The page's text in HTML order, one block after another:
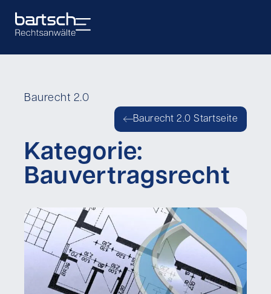
Baurecht 2.0
Baurecht 2.0 Startseite
Kategorie:
Bauvertragsrecht